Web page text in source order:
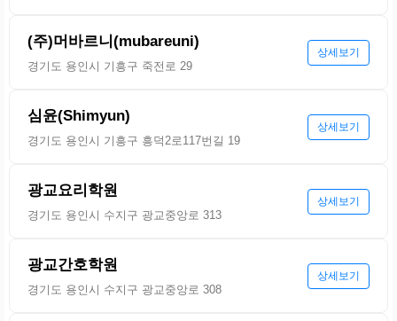
(주)머바르니(mubareuni)
경기도 용인시 기흥구 죽전로 29
상세보기
심윤(Shimyun)
경기도 용인시 기흥구 흥덕2로117번길 19
상세보기
광교요리학원
경기도 용인시 수지구 광교중앙로 313
상세보기
광교간호학원
경기도 용인시 수지구 광교중앙로 308
상세보기